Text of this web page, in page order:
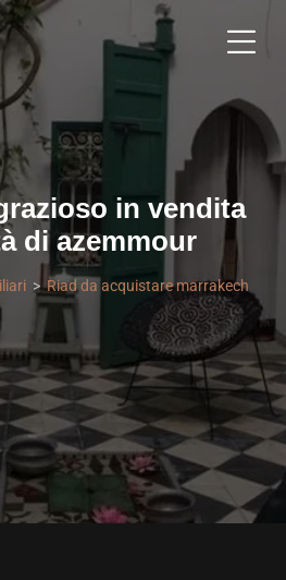
in vendita
di azemmour
Riad da acquistare marrakech